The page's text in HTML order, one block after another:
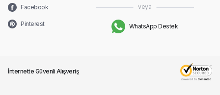
Facebook
Pinterest
veya
WhatsApp Destek
İnternette Güvenli Alışveriş